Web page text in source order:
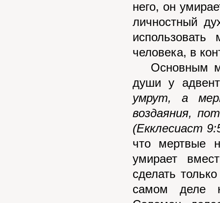
него, он
личностный
человека, в
Основным
души у
умрут, а
воздаяния,
(Екклесиаст
что мертвые
умирает
сделать
самом деле